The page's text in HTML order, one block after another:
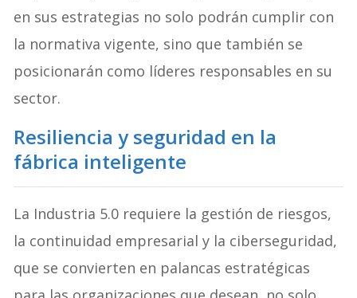
en sus estrategias no solo podrán cumplir con
la normativa vigente, sino que también se
posicionarán como líderes responsables en su
sector.
Resiliencia y seguridad en la
fábrica inteligente
La Industria 5.0 requiere la gestión de riesgos,
la continuidad empresarial y la ciberseguridad,
que se convierten en palancas estratégicas